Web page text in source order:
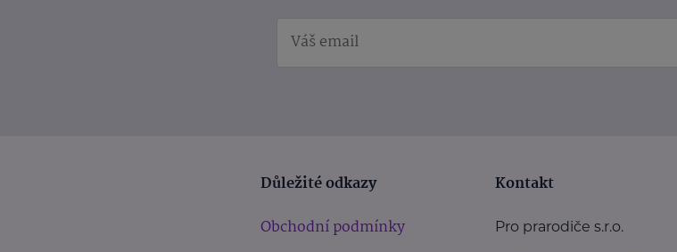
Důležité odkazy
Obchodní podmínky
Kontakt
Pro prarodiče s.r.o.